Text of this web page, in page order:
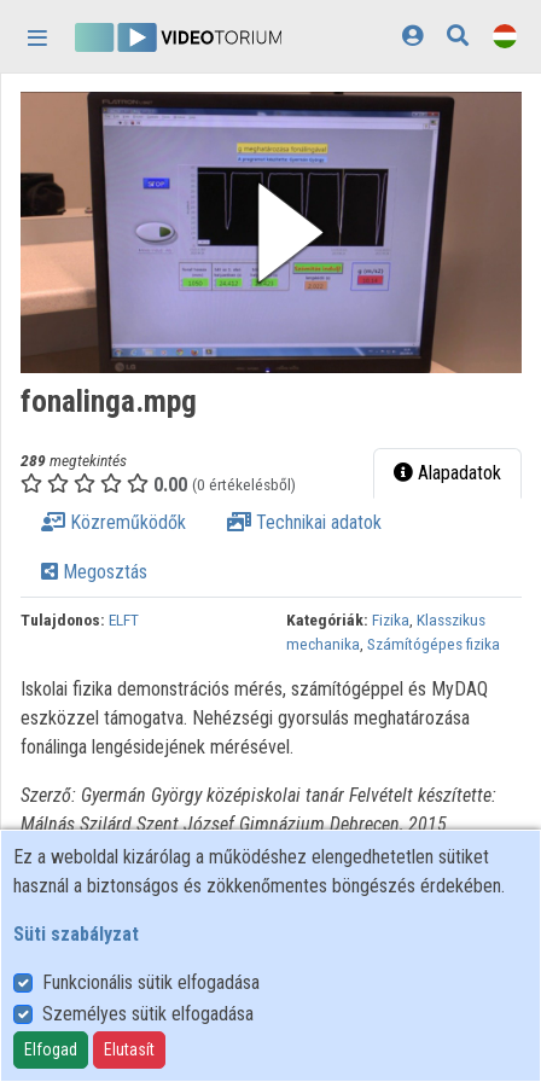
Kezdőlap
Bejelentkezés
Felfedezés
Kategóriák
Lejátszási listák
Intézmények
Közreműködők
Megjelenés:
fonalinga.mpg
289megtekintés
0.00 (0 értékelésből) Alapadatok
Közreműködők Technikai adatok
Megosztás
Tulajdonos: ELFT Kategóriák: Fizika, Klasszikus
mechanika, Számítógépes fizika
Iskolai fizika demonstrációs mérés, számítógéppel és MyDAQ
eszközzel támogatva. Nehézségi gyorsulás meghatározása
fonálinga lengésidejének mérésével.
Szerző: Gyermán György középiskolai tanár Felvételt készítette:
Málnás Szilárd Szent József Gimnázium Debrecen, 2015
Felhasználói szabályzat
Adatkezelési tájékoztató
Süti szabályzat
Ez a weboldal kizárólag a működéshez elengedhetetlen sütiket
használ a biztonságos és zökkenőmentes böngészés érdekében.
Süti szabályzat
Funkcionális sütik elfogadása
Személyes sütik elfogadása
Elfogad Elutasít